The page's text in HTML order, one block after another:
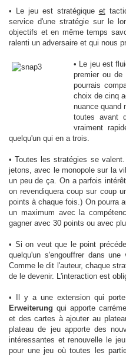
• Le jeu est stratégique et
service d'une stratégie sur le
objectifs et en même temps
ralenti un adversaire et qui nous
• Le jeu est
premier ou de
pourrais
choix de cinq
nuance quand
toutes avant
vraiment
quelqu'un qui en a trois.
• Toutes les stratégies se
jetons, avec le monopole sur la
un peu de ça. On a parfois
on revendiquera coup sur coup
points à chaque fois.) On pourra
un maximum avec la
gagner avec 30 points ou avec
• Si on veut que le point
quelqu'un s'engouffrer dans
Comme le dit l'auteur, chaque
de le devenir. L'interaction est
• Il y a une extension qui
Erweiterung qui apporte
et des cartes à ajouter au
plateau de jeu apporte des
intéressantes et renouvelle le
pour une jeu où toutes les